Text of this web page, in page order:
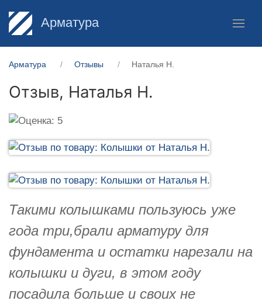
Арматура
Арматура Отзывы Наталья Н.
Отзыв, Наталья Н.
Такими колышками пользуюсь уже
года три,брали арматуру для
фундамента и остатки нарезали на
колышки и дуги, в этом году
посадила больше и своих не